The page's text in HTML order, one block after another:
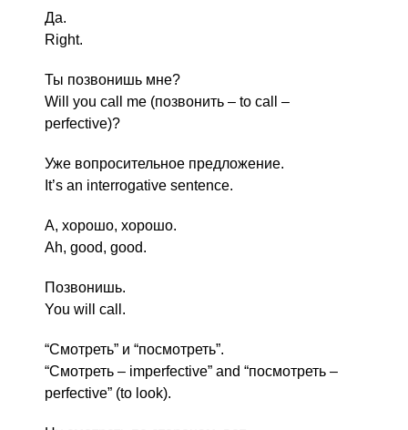
Да.
Right.
Ты позвонишь мне?
Will you call me (позвонить – to call –
perfective)?
Уже вопросительное предложение.
It’s an interrogative sentence.
А, хорошо, хорошо.
Ah, good, good.
Позвонишь.
You will call.
“Смотреть” и “посмотреть”.
“Смотреть – imperfective” and “посмотреть –
perfective” (to look).